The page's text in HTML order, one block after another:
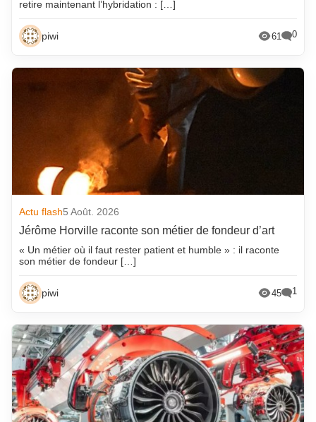
retire maintenant l’hybridation : […]
piwi 61 0
Actu flash5 Août. 2026
Jérôme Horville raconte son métier de fondeur d’art
« Un métier où il faut rester patient et humble » : il raconte
son métier de fondeur […]
piwi 45 1